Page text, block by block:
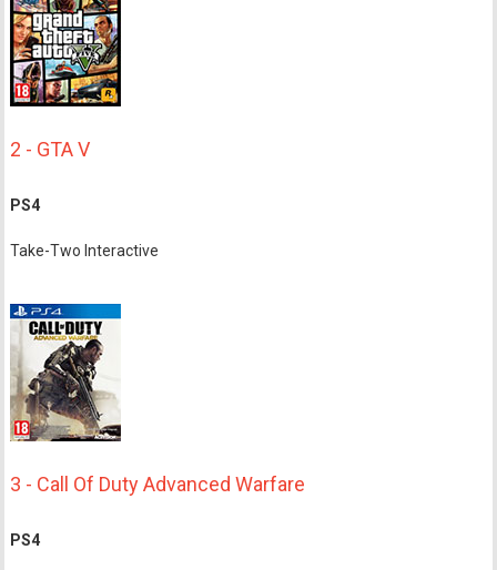
2 - GTA V
PS4
Take-Two Interactive
3 - Call Of Duty Advanced Warfare
PS4